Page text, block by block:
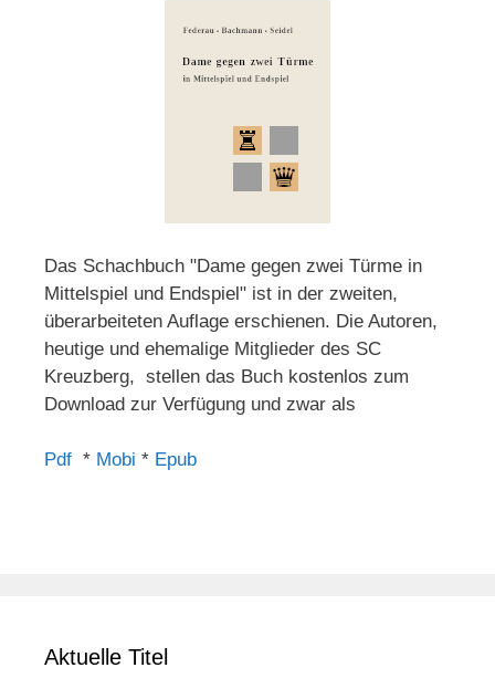
Das Schachbuch "Dame gegen zwei Türme in
Mittelspiel und Endspiel" ist in der zweiten,
überarbeiteten Auflage erschienen. Die Autoren,
heutige und ehemalige Mitglieder des SC
Kreuzberg, stellen das Buch kostenlos zum
Download zur Verfügung und zwar als
Pdf * Mobi * Epub
Aktuelle Titel